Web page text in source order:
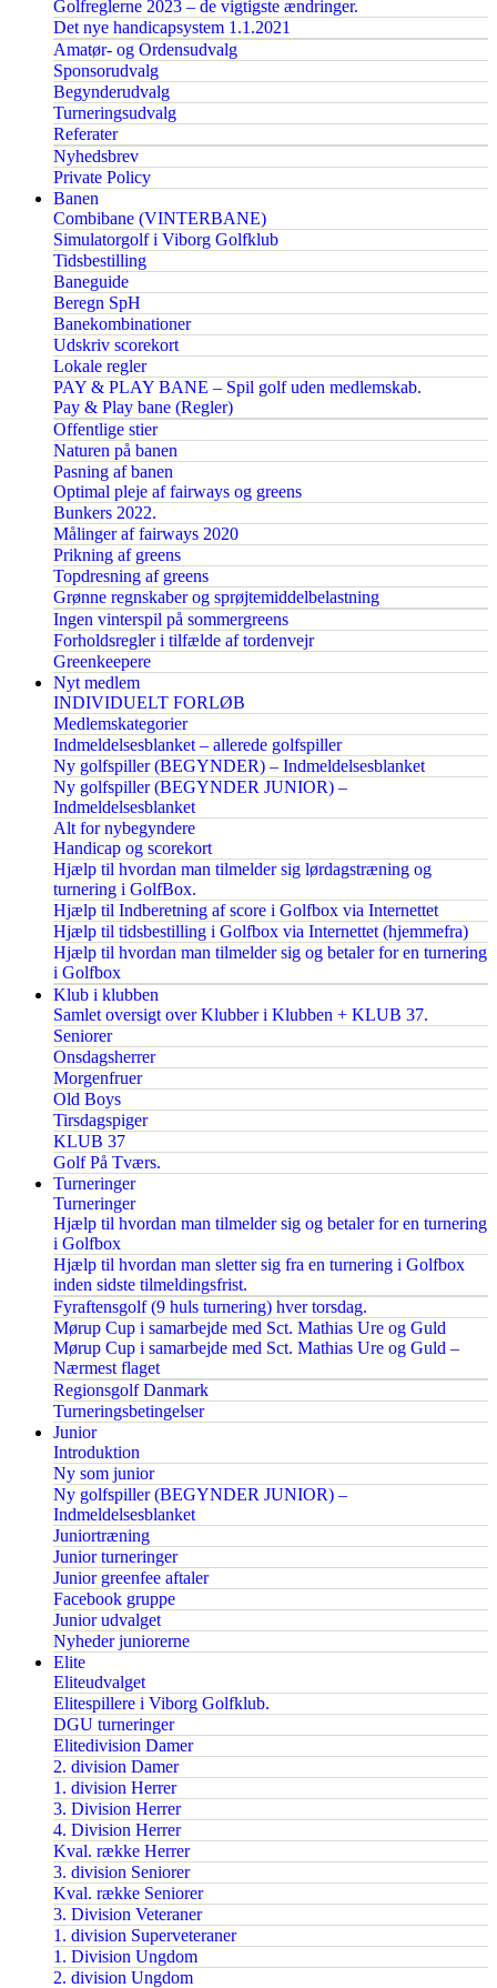
Golfreglerne 2023 – de vigtigste ændringer.
Det nye handicapsystem 1.1.2021
Amatør- og Ordensudvalg
Sponsorudvalg
Begynderudvalg
Turneringsudvalg
Referater
Nyhedsbrev
Private Policy
Banen
Combibane (VINTERBANE)
Simulatorgolf i Viborg Golfklub
Tidsbestilling
Baneguide
Beregn SpH
Banekombinationer
Udskriv scorekort
Lokale regler
PAY & PLAY BANE – Spil golf uden medlemskab.
Pay & Play bane (Regler)
Offentlige stier
Naturen på banen
Pasning af banen
Optimal pleje af fairways og greens
Bunkers 2022.
Målinger af fairways 2020
Prikning af greens
Topdresning af greens
Grønne regnskaber og sprøjtemiddelbelastning
Ingen vinterspil på sommergreens
Forholdsregler i tilfælde af tordenvejr
Greenkeepere
Nyt medlem
INDIVIDUELT FORLØB
Medlemskategorier
Indmeldelsesblanket – allerede golfspiller
Ny golfspiller (BEGYNDER) – Indmeldelsesblanket
Ny golfspiller (BEGYNDER JUNIOR) –
Indmeldelsesblanket
Alt for nybegyndere
Handicap og scorekort
Hjælp til hvordan man tilmelder sig lørdagstræning og
turnering i GolfBox.
Hjælp til Indberetning af score i Golfbox via Internettet
Hjælp til tidsbestilling i Golfbox via Internettet (hjemmefra)
Hjælp til hvordan man tilmelder sig og betaler for en turnering
i Golfbox
Klub i klubben
Samlet oversigt over Klubber i Klubben + KLUB 37.
Seniorer
Onsdagsherrer
Morgenfruer
Old Boys
Tirsdagspiger
KLUB 37
Golf På Tværs.
Turneringer
Turneringer
Hjælp til hvordan man tilmelder sig og betaler for en turnering
i Golfbox
Hjælp til hvordan man sletter sig fra en turnering i Golfbox
inden sidste tilmeldingsfrist.
Fyraftensgolf (9 huls turnering) hver torsdag.
Mørup Cup i samarbejde med Sct. Mathias Ure og Guld
Mørup Cup i samarbejde med Sct. Mathias Ure og Guld –
Nærmest flaget
Regionsgolf Danmark
Turneringsbetingelser
Junior
Introduktion
Ny som junior
Ny golfspiller (BEGYNDER JUNIOR) –
Indmeldelsesblanket
Juniortræning
Junior turneringer
Junior greenfee aftaler
Facebook gruppe
Junior udvalget
Nyheder juniorerne
Elite
Eliteudvalget
Elitespillere i Viborg Golfklub.
DGU turneringer
Elitedivision Damer
2. division Damer
1. division Herrer
3. Division Herrer
4. Division Herrer
Kval. række Herrer
3. division Seniorer
Kval. række Seniorer
3. Division Veteraner
1. division Superveteraner
1. Division Ungdom
2. division Ungdom